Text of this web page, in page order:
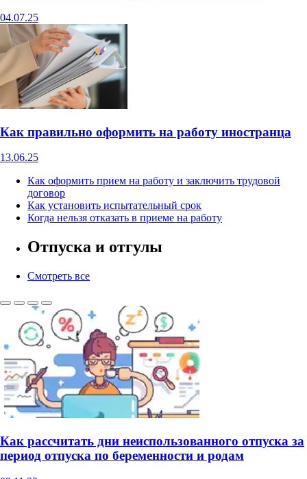
04.07.25
Как правильно оформить на работу иностранца
13.06.25
Как оформить прием на работу и заключить трудовой
договор
Как установить испытательный срок
Когда нельзя отказать в приеме на работу
Отпуска и отгулы
Смотреть все
Как рассчитать дни неиспользованного отпуска за
период отпуска по беременности и родам